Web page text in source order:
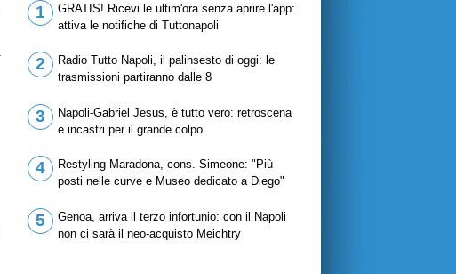
1
GRATIS! Ricevi le ultim'ora senza aprire l'app:
attiva le notifiche di Tuttonapoli
2
Radio Tutto Napoli, il palinsesto di oggi: le
trasmissioni partiranno dalle 8
3
Napoli-Gabriel Jesus, è tutto vero: retroscena
e incastri per il grande colpo
4
Restyling Maradona, cons. Simeone: "Più
posti nelle curve e Museo dedicato a Diego"
5
Genoa, arriva il terzo infortunio: con il Napoli
non ci sarà il neo-acquisto Meichtry